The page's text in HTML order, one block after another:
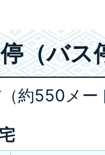
（バス
約550メー